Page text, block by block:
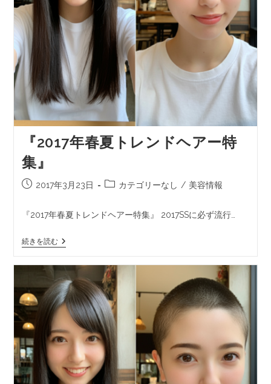
『2017年春夏トレンドヘアー特
集』
2017年3月23日 カテゴリーなし / 美容情報
『2017年春夏トレンドヘアー特集』 2017SSに必ず流行…
続きを読む